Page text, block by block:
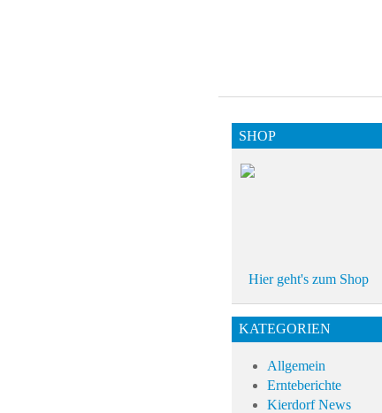
SHOP
Hier geht's zum Shop
KATEGORIEN
Allgemein
Ernteberichte
Kierdorf News